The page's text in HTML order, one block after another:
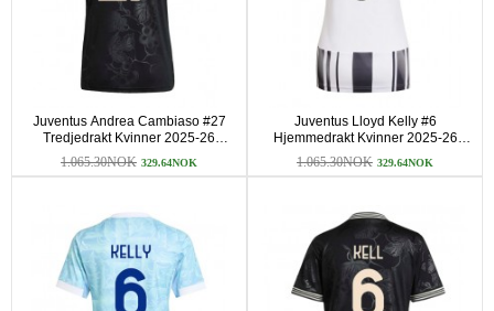
Juventus Andrea Cambiaso #27
Tredjedrakt Kvinner 2025-26
Kortermet
1.065.30NOK 329.64NOK
Juventus Lloyd Kelly #6
Hjemmedrakt Kvinner 2025-26
Kortermet
1.065.30NOK 329.64NOK